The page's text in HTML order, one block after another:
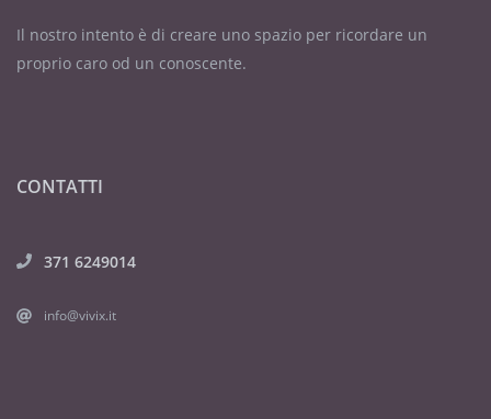
Il nostro intento è di creare uno spazio per ricordare un
proprio caro od un conoscente.
CONTATTI
371 6249014
info@vivix.it